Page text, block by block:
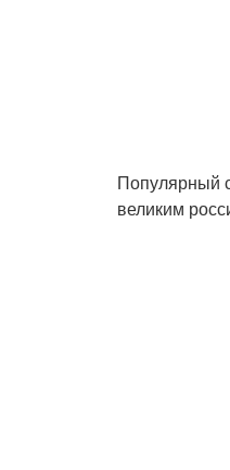
Популярный
великим